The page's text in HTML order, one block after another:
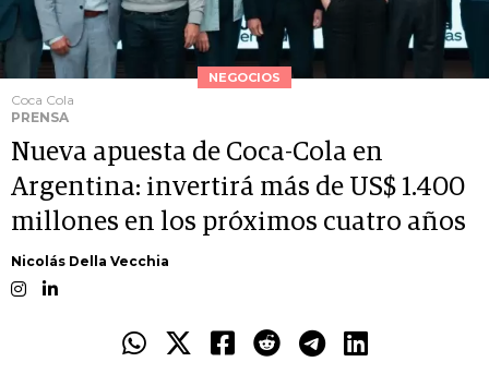
NEGOCIOS
Coca Cola
PRENSA
Nueva apuesta de Coca-Cola en
Argentina: invertirá más de US$ 1.400
millones en los próximos cuatro años
Nicolás Della Vecchia